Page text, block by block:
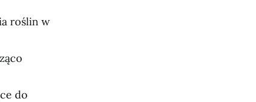
roślin w
do